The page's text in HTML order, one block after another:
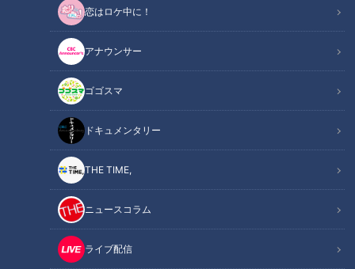
恋はロケ中に！
アナウンサー
ゴゴスマ
ドキュメンタリー
THE TIME,
ニュースコラム
ライブ配信
ドクター：東京慈恵会医科大学 副学長 腎臓・高血圧内科 主任
教授 医学博士 横尾隆
放置していると心疾患や脳卒中の原因にもなる恐ろしい病気
「高血圧」。実は、冬は夏に比べて塩分摂取量が増える傾向に
あり、高血圧が進んでしまう可能性があるのだとか。そこで今
回は、冬こそ実践すべき高血圧対策を専門家に教えてもらいま
身近な健康問題とその改善法を、様々なテーマで紹介する番組
『健康カプセル！ゲンキの時間』。
メインMCに石丸幹二さん、サブMCは坂下千里子さんです。